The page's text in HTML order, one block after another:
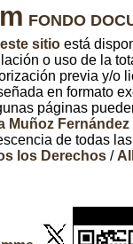
FONDO
este sitioestá
o uso de la
previa y/o
en formato
páginas
Muñoz Fernández
de todas
los Derechos/